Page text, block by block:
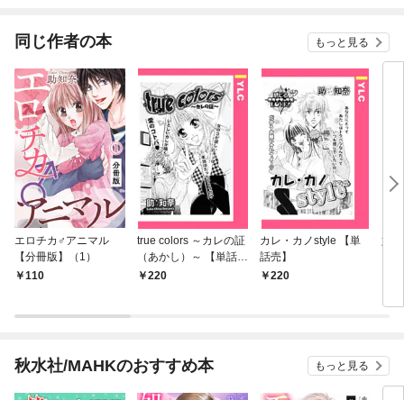
同じ作者の本 もっと見る
エロチカ♂アニマル
【分冊版】（1）
110
true colors ～カレの証
（あかし）～ 【単話
売】220
カレ・カノstyle 【単
話売】
220
婚
秋水社/MAHKのおすすめ本 もっと見る